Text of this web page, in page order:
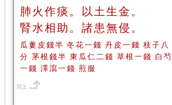
肺火作痰。以土生金。
腎水相助。諸患無侵。
瓜蔞皮錢半 冬花一錢 丹皮一錢 枝子八
分 茅根錢半 東瓜仁二錢 草根一錢 白芍
一錢 澤瀉一錢 煎服